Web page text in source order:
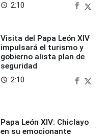
access_time 2:10
Visita del Papa León XIV
impulsará el turismo y
gobierno alista plan de
seguridad
access_time 2:10
Papa León XIV: Chiclayo
en su emocionante